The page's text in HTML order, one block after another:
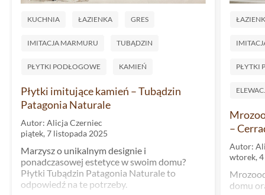
KUCHNIA ŁAZIENKA GRES
IMITACJA MARMURU TUBĄDZIN
PŁYTKI PODŁOGOWE KAMIEŃ
Płytki imitujące kamień – Tubądzin
Patagonia Naturale
Autor: Alicja Czerniec
piątek, 7 listopada 2025
Marzysz o unikalnym designie i
ponadczasowej estetyce w swoim domu?
Płytki Tubądzin Patagonia Naturale to
odpowiedź na te potrzeby.
PŁYTKI
–
Autor:
wtorek,
domu